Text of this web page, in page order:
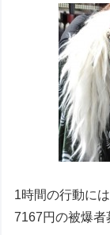
1時間の行動に
7167円の被爆者